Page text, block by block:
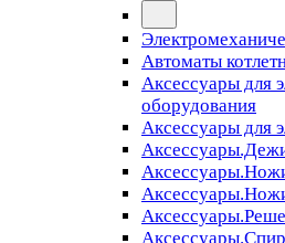
Автоматы
Аксессуары для
оборудования
Аксессуары для